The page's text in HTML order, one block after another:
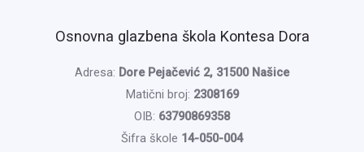
Osnovna glazbena škola Kontesa Dora
Adresa: Dore Pejačević 2, 31500 Našice
Matični broj: 2308169
OIB: 63790869358
Šifra škole 14-050-004